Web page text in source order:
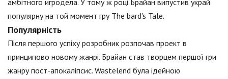
амбітного игродела. У тому ж році Брайан випустив украй
популярну на той момент гру The bard's Tale.
Популярність
Після першого успіху розробник розпочав проект в
принципово новому жанрі. Брайан став творцем першої гри
жанру пост-апокаліпсис. Wastelend була ідейною